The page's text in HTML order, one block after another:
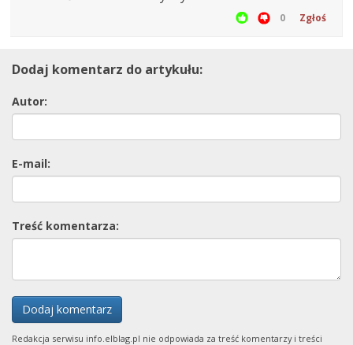
0 Zgłoś
Dodaj komentarz do artykułu:
Autor:
E-mail:
Treść komentarza:
Dodaj komentarz
Redakcja serwisu info.elblag.pl nie odpowiada za treść komentarzy i treści